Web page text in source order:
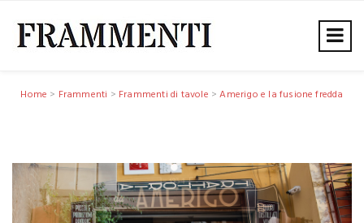
Home > Frammenti > Frammenti di tavole >Amerigo e la fusione fredda